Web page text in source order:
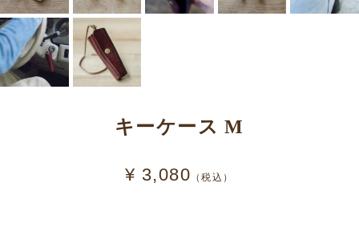
キーケース M
¥ 3,080 （税込）